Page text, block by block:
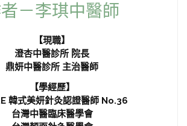
－李琪中醫師
【現職】
澄杏中醫診所 院長
鼎妍中醫診所 主治醫師
【學經歷】
韓式美妍針灸認證醫師 No.36
台灣中醫臨床醫學會